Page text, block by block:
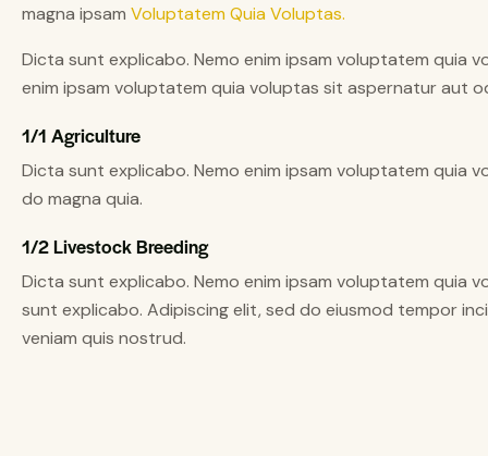
magna ipsam Voluptatem Quia Voluptas.
Dicta sunt explicabo. Nemo enim ipsam voluptatem quia
enim ipsam voluptatem quia voluptas sit aspernatur aut
1/1 Agriculture
Dicta sunt explicabo. Nemo enim ipsam voluptatem
do magna quia.
1/2 Livestock Breeding
Dicta sunt explicabo. Nemo enim ipsam voluptatem
sunt explicabo. Adipiscing elit, sed do eiusmod tempor
veniam quis nostrud.